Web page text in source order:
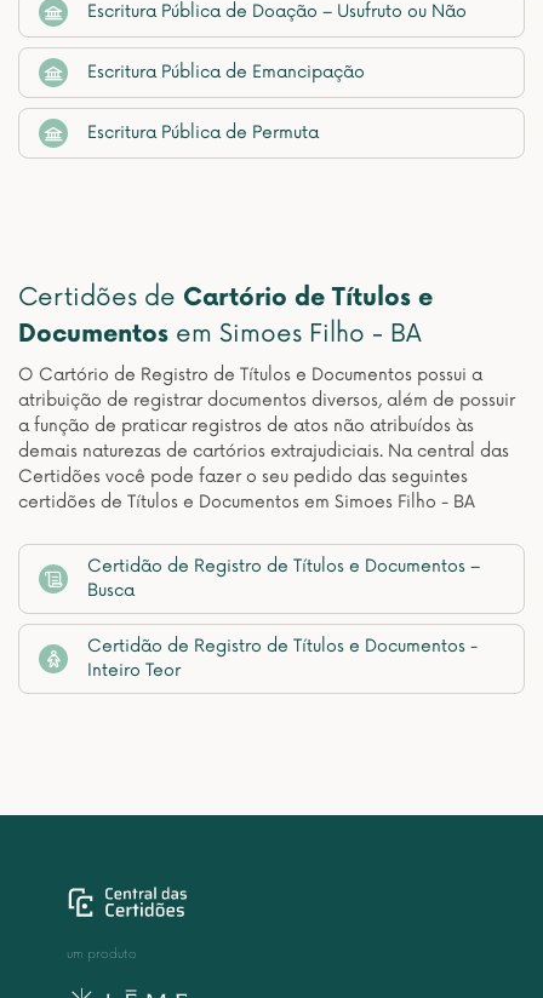
Escritura Pública de Doação – Usufruto ou Não
Escritura Pública de Emancipação
Escritura Pública de Permuta
Certidões de Cartório de Títulos e
Documentos em Simoes Filho - BA
O Cartório de Registro de Títulos e Documentos possui a
atribuição de registrar documentos diversos, além de possuir
a função de praticar registros de atos não atribuídos às
demais naturezas de cartórios extrajudiciais. Na central das
Certidões você pode fazer o seu pedido das seguintes
certidões de Títulos e Documentos em Simoes Filho - BA
Certidão de Registro de Títulos e Documentos –
Busca
Certidão de Registro de Títulos e Documentos -
Inteiro Teor
um produto